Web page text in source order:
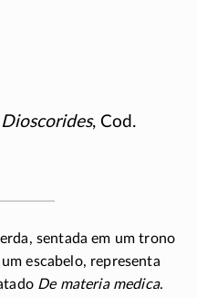
, Cod.
sentada em um trono
escabelo, representa
De materia medica.